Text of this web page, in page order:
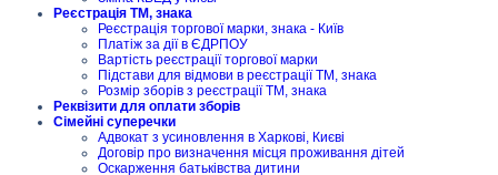
Реєстрація ТМ, знака
Реєстрація торгової марки, знака - Київ
Платіж за дії в ЄДРПОУ
Вартість реєстрації торгової марки
Підстави для відмови в реєстрації ТМ, знака
Розмір зборів з реєстрації ТМ, знака
Реквізити для оплати зборів
Сімейні суперечки
Адвокат з усиновлення в Харкові, Києві
Договір про визначення місця проживання дітей
Оскарження батьківства дитини